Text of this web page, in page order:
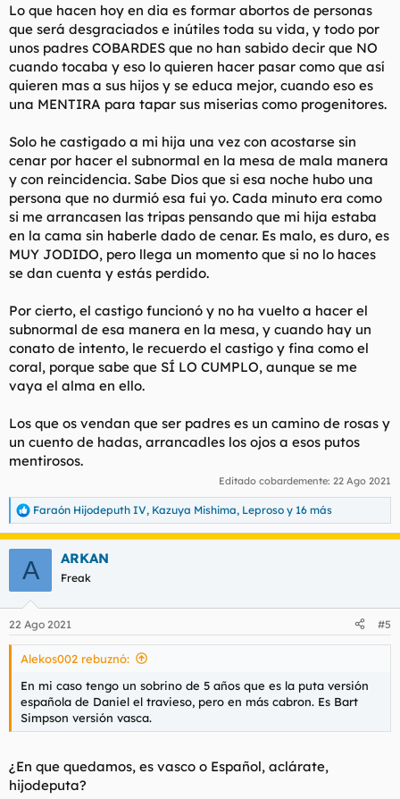
Lo que hacen hoy en dia es formar abortos de personas
que será desgraciados e inútiles toda su vida, y todo por
unos padres COBARDES que no han sabido decir que NO
cuando tocaba y eso lo quieren hacer pasar como que así
quieren mas a sus hijos y se educa mejor, cuando eso es
una MENTIRA para tapar sus miserias como progenitores.
Solo he castigado a mi hija una vez con acostarse sin
cenar por hacer el subnormal en la mesa de mala manera
y con reincidencia. Sabe Dios que si esa noche hubo una
persona que no durmió esa fui yo. Cada minuto era como
si me arrancasen las tripas pensando que mi hija estaba
en la cama sin haberle dado de cenar. Es malo, es duro, es
MUY JODIDO, pero llega un momento que si no lo haces
se dan cuenta y estás perdido.
Por cierto, el castigo funcionó y no ha vuelto a hacer el
subnormal de esa manera en la mesa, y cuando hay un
conato de intento, le recuerdo el castigo y fina como el
coral, porque sabe que SÍ LO CUMPLO, aunque se me
vaya el alma en ello.
Los que os vendan que ser padres es un camino de rosas y
un cuento de hadas, arrancadles los ojos a esos putos
mentirosos.
Editado cobardemente: 22 Ago 2021
R
e
a
e
s
Faraón Hijodeputh IV, Kazuya Mishima, Leproso y 16 más
A ARKAN
Freak
22 Ago 2021 #5
Alekos002 rebuznó:
En mi caso tengo un sobrino de 5 años que es la puta versión
española de Daniel el travieso, pero en más cabron. Es Bart
Simpson versión vasca.
¿En que quedamos, es vasco o Español, aclárate,
hijodeputa?